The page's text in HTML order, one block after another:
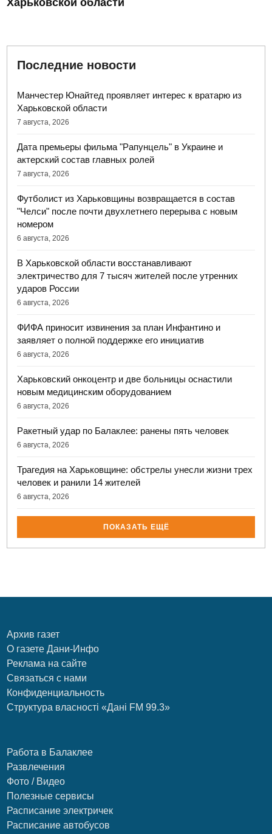
Харьковской области
Последние новости
Манчестер Юнайтед проявляет интерес к вратарю из
Харьковской области
7 августа, 2026
Дата премьеры фильма "Рапунцель" в Украине и
актерский состав главных ролей
7 августа, 2026
Футболист из Харьковщины возвращается в состав
"Челси" после почти двухлетнего перерыва с новым
номером
6 августа, 2026
В Харьковской области восстанавливают
электричество для 7 тысяч жителей после утренних
ударов России
6 августа, 2026
ФИФА приносит извинения за план Инфантино и
заявляет о полной поддержке его инициатив
6 августа, 2026
Харьковский онкоцентр и две больницы оснастили
новым медицинским оборудованием
6 августа, 2026
Ракетный удар по Балаклее: ранены пять человек
6 августа, 2026
Трагедия на Харьковщине: обстрелы унесли жизни трех
человек и ранили 14 жителей
6 августа, 2026
ПОКАЗАТЬ ЕЩЁ
Архив газет
О газете Дани-Инфо
Реклама на сайте
Связаться с нами
Конфиденциальность
Структура власності «Дані FM 99.3»
Работа в Балаклее
Развлечения
Фото / Видео
Полезные сервисы
Расписание электричек
Расписание автобусов